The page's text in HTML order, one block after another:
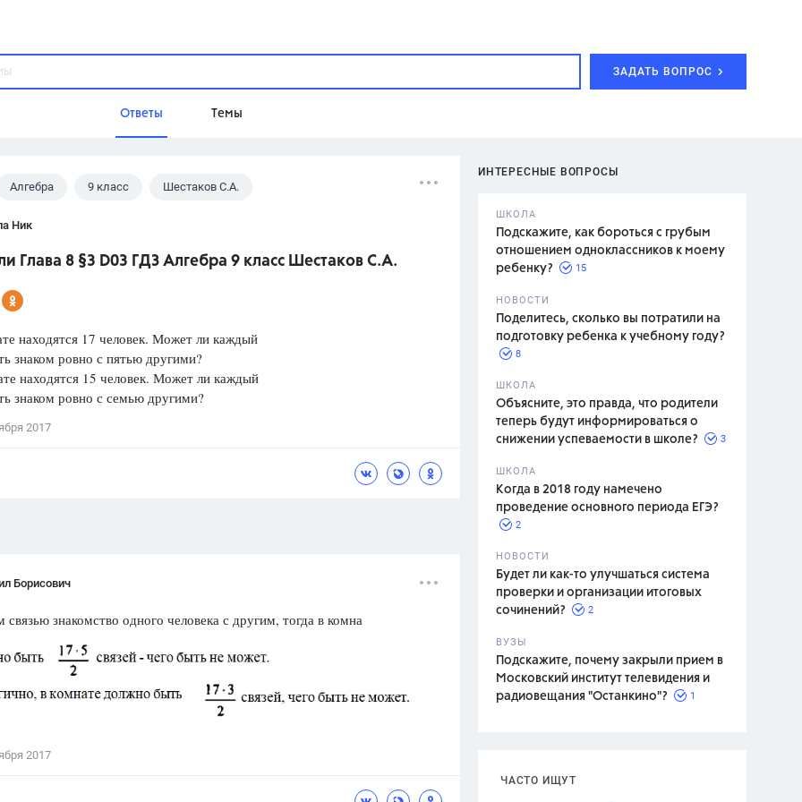
ЗАДАТЬ ВОПРОС
Ответы Темы
Домашнее задание
Школа
Учебники
Разумовская М.М.,
Рудзитис Г.Е.,
Красота, Воспитание
ИНТЕРЕСНЫЕ ВОПРОСЫ
ШКОЛА
Подскажите, как бороться с грубым
отношением одноклассников к моему
ребенку?
15
НОВОСТИ
Поделитесь, сколько вы потратили на
подготовку ребенка к учебному году?
8
ШКОЛА
Объясните, это правда, что родители
теперь будут информироваться о
снижении успеваемости в школе?
3
ШКОЛА
Когда в 2018 году намечено
проведение основного периода ЕГЭ?
2
НОВОСТИ
Будет ли как-то улучшаться система
проверки и организации итоговых
сочинений?
2
ВУЗЫ
Подскажите, почему закрыли прием в
Московский институт телевидения и
радиовещания "Останкино"?
1
ЧАСТО ИЩУТ
Алгебра 9 класс Шестаков С.А.
Ник
Глава 8 §3 D03 ГДЗ Алгебра 9 класс Шестаков С.А.
находятся 17 человек. Может ли каждый
знаком ровно с пятью другими?
находятся 15 человек. Может ли каждый
знаком ровно с семью другими?
2017
Борисович
связью знакомство одного человека с другим, тогда в комна
2017